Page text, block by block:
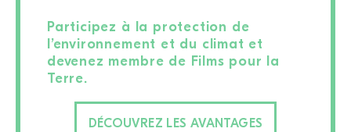
Participez à la protection de
l’environnement et du climat et
devenez membre de Films pour la
Terre.
DÉCOUVREZ LES AVANTAGES